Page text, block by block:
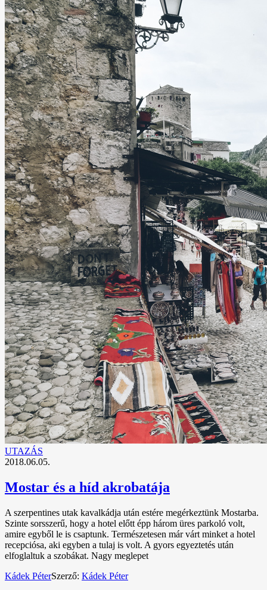
UTAZÁS
2018.06.05.
Mostar és a híd akrobatája
A szerpentines utak kavalkádja után estére megérkeztünk Mostarba.
Szinte sorsszerű, hogy a hotel előtt épp három üres parkoló volt,
amire egyből le is csaptunk. Természetesen már várt minket a hotel
recepciósa, aki egyben a tulaj is volt. A gyors egyeztetés után
elfoglaltuk a szobákat. Nagy meglepet
Kádek PéterSzerző: Kádek Péter